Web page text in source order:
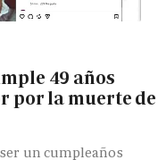
49 años
por la muerte de
un cumpleaños